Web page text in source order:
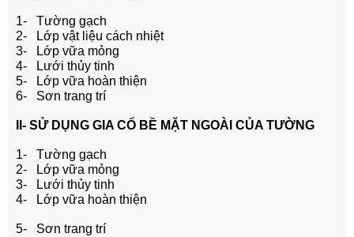
1- Tường gạch
2- Lớp vật liệu cách nhiệt
3- Lớp vữa mỏng
4- Lưới thủy tinh
5- Lớp vữa hoàn thiện
6- Sơn trang trí
II- SỬ DỤNG GIA CỐ BỀ MẶT NGOÀI CỦA TƯỜNG
1- Tường gạch
2- Lớp vữa mỏng
3- Lưới thủy tinh
4- Lớp vữa hoàn thiện
5- Sơn trang trí